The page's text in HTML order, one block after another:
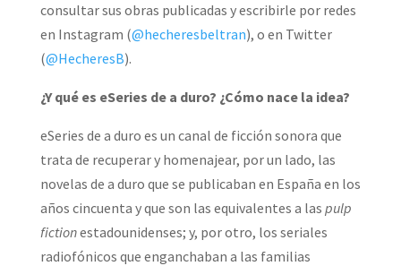
consultar sus obras publicadas y escribirle por redes
en Instagram (@hecheresbeltran), o en Twitter
(@HecheresB).
¿Y qué es eSeries de a duro? ¿Cómo nace la idea?
eSeries de a duro es un canal de ficción sonora que
trata de recuperar y homenajear, por un lado, las
novelas de a duro que se publicaban en España en los
años cincuenta y que son las equivalentes a las pulp
fictionestadounidenses; y, por otro, los seriales
radiofónicos que enganchaban a las familias